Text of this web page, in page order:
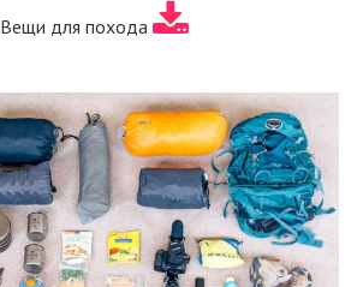
Вещи для похода